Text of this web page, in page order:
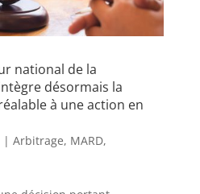
national de la
désormais la
à une action en
| Arbitrage, MARD,